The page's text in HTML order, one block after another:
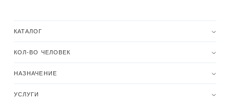
КАТАЛОГ
КОЛ-ВО ЧЕЛОВЕК
НАЗНАЧЕНИЕ
УСЛУГИ